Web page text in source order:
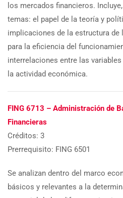
los mercados financieros.
temas: el papel de la teoría y
implicaciones de la estructura
para la eficiencia del
interrelaciones entre las
la actividad económica.
FING 6713 – Administración de
Financieras
Créditos: 3
Prerrequisito: FING 6501
Se analizan dentro del marco
básicos y relevantes a la